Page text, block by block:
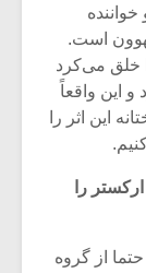
است.
خلق می‌کرد
این واقعاً
این اثر را
را
حتما از گروه